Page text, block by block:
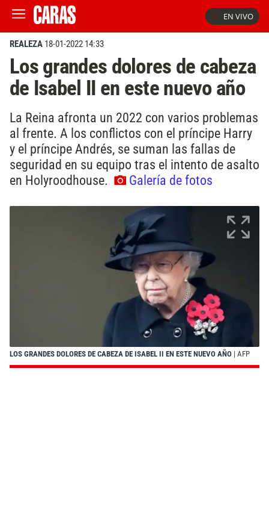
EN VIVO
REALEZA 18-01-2022 14:33
Los grandes dolores de cabeza
de Isabel II en este nuevo año
La Reina afronta un 2022 con varios problemas
al frente. A los conflictos con el príncipe Harry
y el príncipe Andrés, se suman las fallas de
seguridad en su equipo tras el intento de asalto
en Holyroodhouse.
Galería de fotos
LOS GRANDES DOLORES DE CABEZA DE ISABEL II EN ESTE NUEVO AÑO | AFP